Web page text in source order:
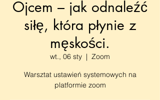
Ojcem – jak odnaleźć
siłę, która płynie z
męskości.
wt., 06 sty
  |
Zoom
Warsztat ustawień systemowych na